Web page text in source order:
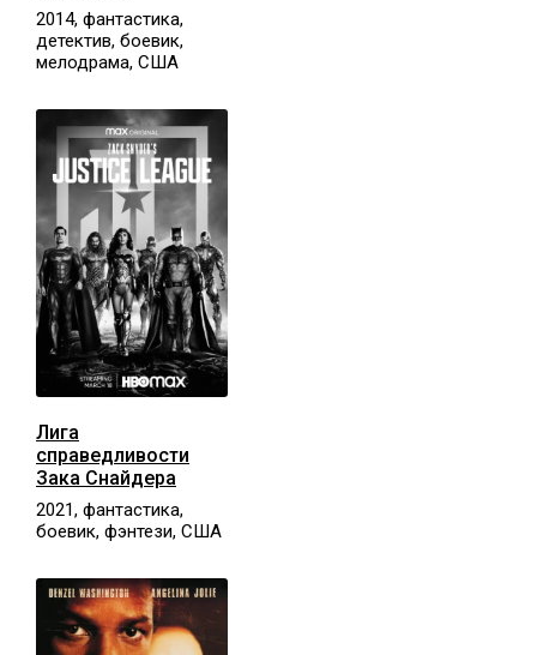
2014, фантастика,
детектив, боевик,
мелодрама, США
Лига
справедливости
Зака Снайдера
2021, фантастика,
боевик, фэнтези, США